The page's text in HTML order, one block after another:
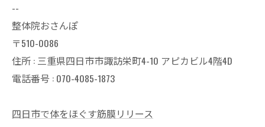
--
整体院おさんぽ
〒510-0086
住所 : 三重県四日市市諏訪栄町4-10 アピカビル4階4D
電話番号 : 070-4085-1873
四日市で体をほぐす筋膜リリース